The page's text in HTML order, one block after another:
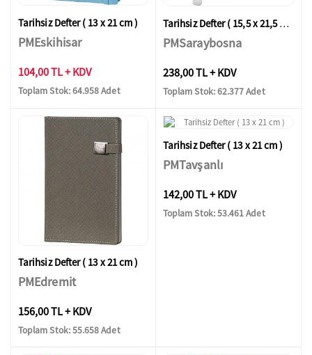
Tarihsiz Defter ( 13 x 21 cm )
PMEskihisar
104,00 TL + KDV
Toplam Stok: 64.958 Adet
Tarihsiz Defter ( 15,5 x 21,5 cm )
PMSaraybosna
238,00 TL + KDV
Toplam Stok: 62.377 Adet
Tarihsiz Defter ( 13 x 21 cm )
PMEdremit
156,00 TL + KDV
Toplam Stok: 55.658 Adet
Tarihsiz Defter ( 13 x 21 cm )
PMTavşanlı
142,00 TL + KDV
Toplam Stok: 53.461 Adet